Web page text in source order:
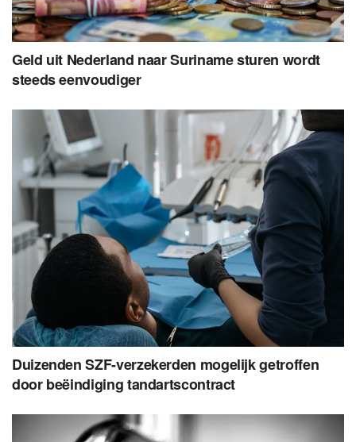
Geld uit Nederland naar Suriname sturen wordt
steeds eenvoudiger
Duizenden SZF-verzekerden mogelijk getroffen
door beëindiging tandartscontract